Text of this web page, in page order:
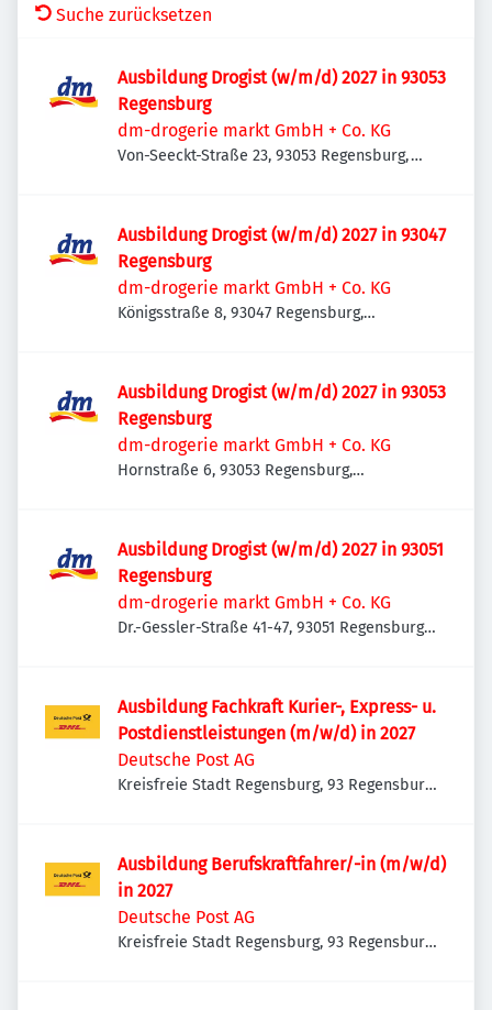
Suche zurücksetzen
Ausbildung Drogist (w/m/d) 2027 in 93053
Regensburg
dm-drogerie markt GmbH + Co. KG
Von-Seeckt-Straße 23, 93053 Regensburg,
Ausbildung Drogist (w/m/d) 2027 in 93047
Regensburg
dm-drogerie markt GmbH + Co. KG
Königsstraße 8, 93047 Regensburg,
Ausbildung Drogist (w/m/d) 2027 in 93053
Regensburg
dm-drogerie markt GmbH + Co. KG
Hornstraße 6, 93053 Regensburg,
Ausbildung Drogist (w/m/d) 2027 in 93051
Regensburg
dm-drogerie markt GmbH + Co. KG
Dr.-Gessler-Straße 41-47, 93051 Regensburg,
Ausbildung Fachkraft Kurier-, Express- u.
Postdienstleistungen (m/w/d) in 2027
Deutsche Post AG
Kreisfreie Stadt Regensburg, 93 Regensburg,
Ausbildung Berufskraftfahrer/-in (m/w/d)
in 2027
Deutsche Post AG
Kreisfreie Stadt Regensburg, 93 Regensburg,